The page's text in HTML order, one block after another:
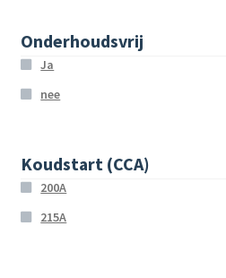
Onderhoudsvrij
Ja
nee
Koudstart (CCA)
200A
215A